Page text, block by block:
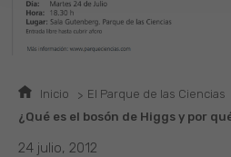
Inicio El Parque de las Ciencias
¿Qué es el bosón de Higgs y por
24 julio, 2012